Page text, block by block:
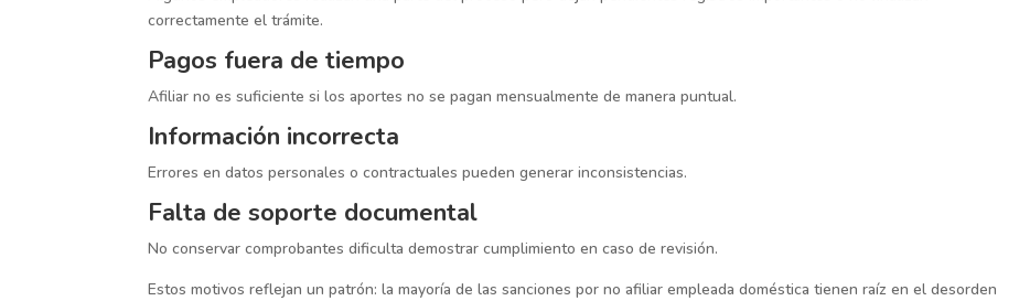
correctamente el trámite.
Pagos fuera de tiempo
Afiliar no es suficiente si los aportes no se pagan mensualmente de manera puntual.
Información incorrecta
Errores en datos personales o contractuales pueden generar inconsistencias.
Falta de soporte documental
No conservar comprobantes dificulta demostrar cumplimiento en caso de revisión.
Estos motivos reflejan un patrón: la mayoría de las sanciones por no afiliar empleada doméstica tienen raíz en el desorden